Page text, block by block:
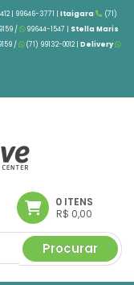
| 99646-3771 | Itaigara
(71)
/ 99644-1547 | Stella Maris
/ (71) 99132-0012 | Delivery
0 ITENS
R$ 0,00
Procurar